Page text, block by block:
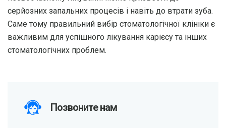
серйозних запальних процесів і навіть до втрати зуба.
Саме тому правильний вибір стоматологічної клініки є
важливим для успішного лікування карієсу та інших
стоматологічних проблем.
Позвоните нам